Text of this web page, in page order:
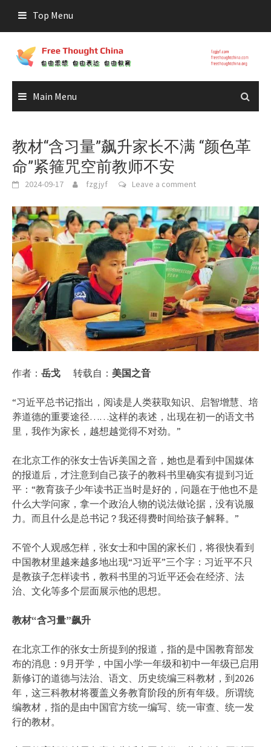
content
Top Menu
Main Menu
教材“含习量”飙升家长不满 “颜色革
命”紧箍咒空前教师不安
2024-09-17 fzgjyf Leave a comment
作者： 岳戈 转载自： 美国之音
“习近平总书记指出，阅读是人类获取知识、启智增慧、培
养道德的重要途径……这样的表述，出现在初一的语文书
里，我作为家长，越想越觉得不对劲。”
在北京工作的张女士告诉美国之音，她也是看到中国媒体
的报道后，才注意到自己孩子的教科书里确实有提到习近
平：“教育孩子少年读书正当时是好的，问题在于他也不是
什么大学问家，拿一个政治人物的说法做论据，没有说服
力。而且什么是总书记？我还得费时间给孩子解释。”
不管个人观感怎样，张女士和中国的家长们，将很快看到
中国教材里越来越多地出现“习近平”三个字：习近平不只
是教孩子怎样读书，教科书里的习近平还会在经济、法
治、文化等多个层面展示他的思想。
教材“含习量”飙升
在北京工作的张女士所提到的报道，指的是中国教育部发
布的消息：9月开学，中国小学一年级和初中一年级已启用
新修订的道德与法治、语文、历史统编三科教材，到2026
年，这三科教材将覆盖义务教育阶段的所有年级。所谓统
编教材，指的是由中国官方统一编写、统一审查、统一发
行的教材。